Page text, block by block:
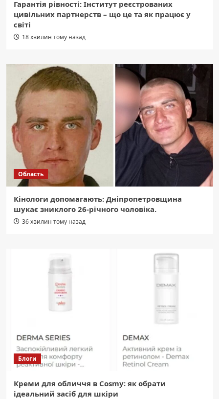
Гарантія рівності: Інститут реєстрованих
цивільних партнерств – що це та як працює у
світі
18 хвилин тому назад
Область
Кінологи допомагають: Дніпропетровщина
шукає зниклого 26-річного чоловіка.
36 хвилин тому назад
Блоги
Креми для обличчя в Cosmy: як обрати
ідеальний засіб для шкіри